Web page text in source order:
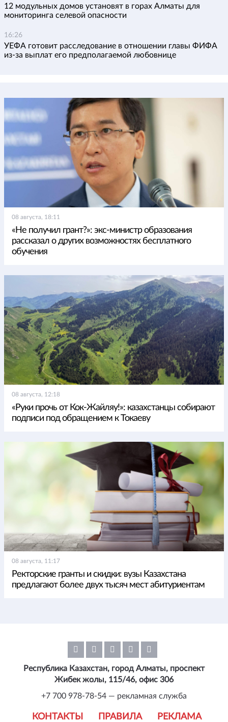
12 модульных домов установят в горах Алматы для
мониторинга селевой опасности
16:26
УЕФА готовит расследование в отношении главы ФИФА
из-за выплат его предполагаемой любовнице
08 августа, 18:11
«Не получил грант?»: экс-министр образования
рассказал о других возможностях бесплатного
обучения
08 августа, 12:18
«Руки прочь от Кок-Жайляу!»: казахстанцы собирают
подписи под обращением к Токаеву
08 августа, 11:17
Ректорские гранты и скидки: вузы Казахстана
предлагают более двух тысяч мест абитуриентам
КОНТАКТЫ ПРАВИЛА РЕКЛАМА
Республика Казахстан, город Алматы, проспект
Жибек жолы, 115/46, офис 306
+7 700 978-78-54 — рекламная служба